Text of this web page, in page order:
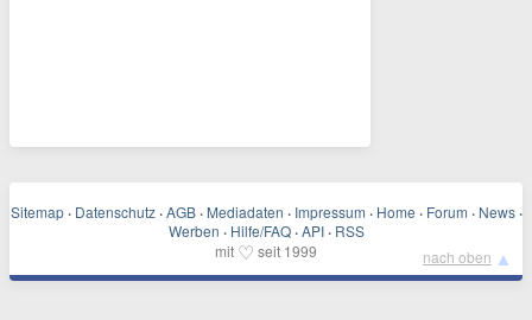
Sitemap · Datenschutz · AGB · Mediadaten · Impressum · Home · Forum · News ·
Werben · Hilfe/FAQ · API · RSS
mit ♡ seit 1999 nach oben ▲